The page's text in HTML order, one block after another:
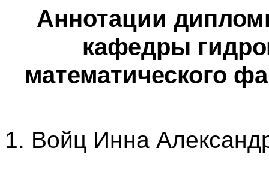
Аннотации
кафедры
математического
1. Войц Инна